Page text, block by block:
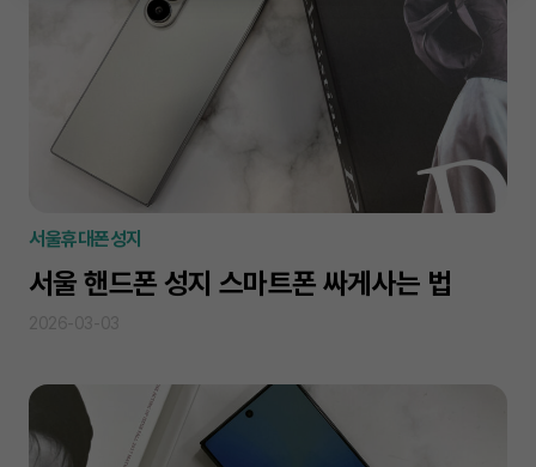
서울휴대폰성지
서울 핸드폰 성지 스마트폰 싸게사는 법